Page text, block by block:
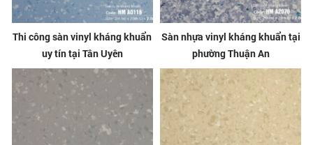
Thi công sàn vinyl kháng khuẩn
uy tín tại Tân Uyên
Sàn nhựa vinyl kháng khuẩn tại
phường Thuận An